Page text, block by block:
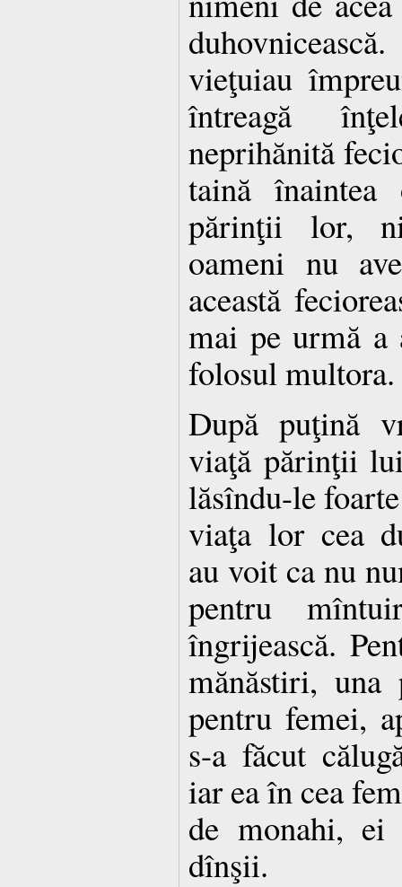
vieţuiau
întreagă
neprihănită
taină
părinţii lor,
oameni nu
această
mai pe urmă a
folosul multora.
După puţină
viaţă părinţii
lăsîndu-le
viaţa lor cea
au voit ca nu
pentru
îngrijească.
mănăstiri,
pentru femei,
s-a făcut
iar ea în cea
de monahi, ei
dînşii.